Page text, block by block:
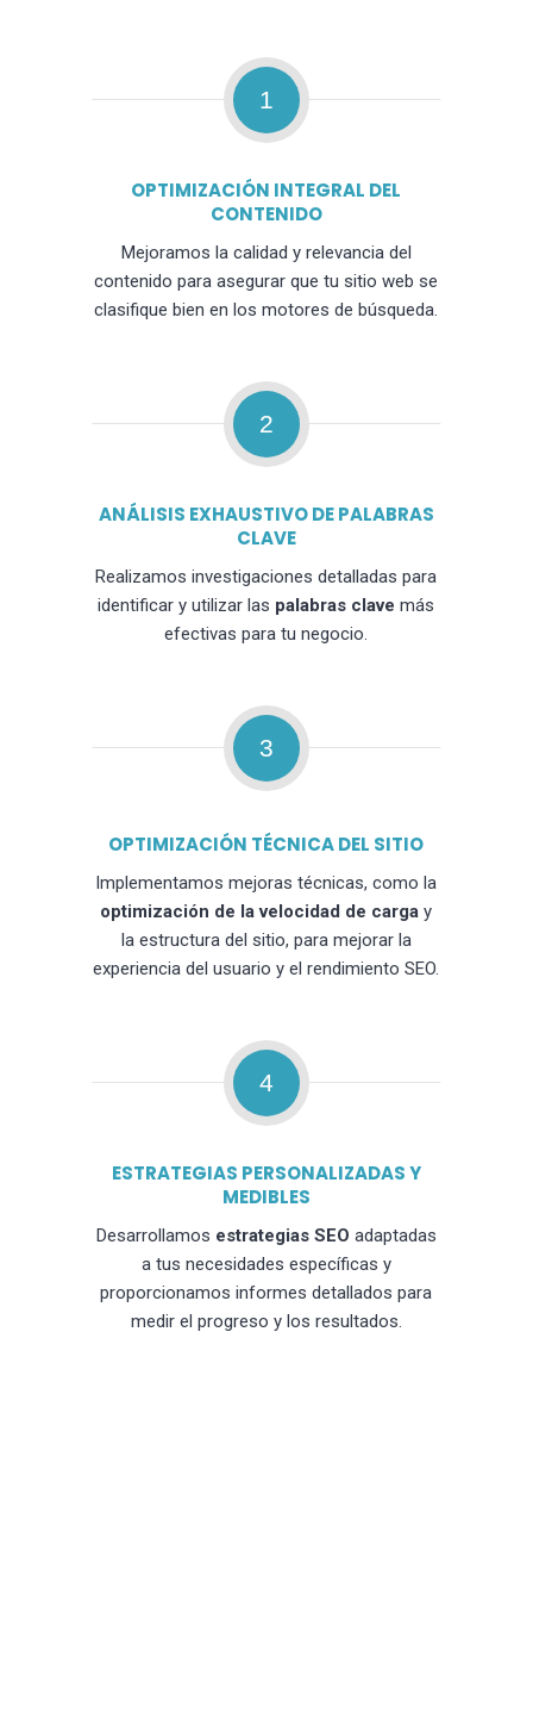
1
OPTIMIZACIÓN INTEGRAL DEL
CONTENIDO
Mejoramos la calidad y relevancia del
contenido para asegurar que tu sitio web se
clasifique bien en los motores de búsqueda.
2
ANÁLISIS EXHAUSTIVO DE PALABRAS
CLAVE
Realizamos investigaciones detalladas para
identificar y utilizar las palabras clave más
efectivas para tu negocio.
3
OPTIMIZACIÓN TÉCNICA DEL SITIO
Implementamos mejoras técnicas, como la
optimización de la velocidad de carga y
la estructura del sitio, para mejorar la
experiencia del usuario y el rendimiento SEO.
4
ESTRATEGIAS PERSONALIZADAS Y
MEDIBLES
Desarrollamos estrategias SEO adaptadas
a tus necesidades específicas y
proporcionamos informes detallados para
medir el progreso y los resultados.